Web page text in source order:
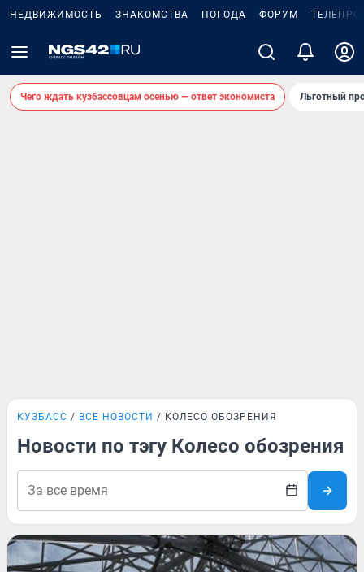
НЕДВИЖИМОСТЬ ЗНАКОМСТВА ПОГОДА ФОРУМ
Чего ждать кузбассовцам осенью — ответ экономиста Льготный
КУЗБАСС ВСЕ НОВОСТИ КОЛЕСО ОБОЗРЕНИЯ
Новости по тэгу Колесо обозрения